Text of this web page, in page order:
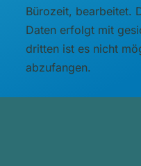
Bürozeit, bearbeitet.
Daten erfolgt mit
dritten ist es nicht
abzufangen.